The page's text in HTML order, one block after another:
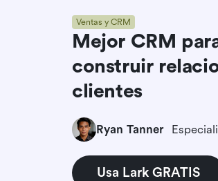
Ventas y CRM
Mejor CRM
construir
clientes
Ryan Tanner
Usa Lark GRATIS